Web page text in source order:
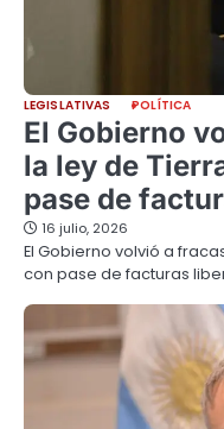
LEGISLATIVAS POLÍTICA
El Gobierno
la ley de
pase de
16 julio, 2026
El Gobierno volvió a
con pase de facturas